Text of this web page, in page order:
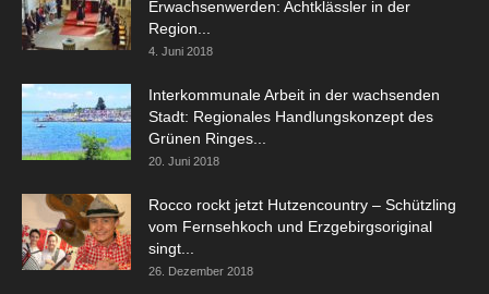
Erwachsenwerden: Achtklässler in der
Region...
4. Juni 2018
Interkommunale Arbeit in der wachsenden
Stadt: Regionales Handlungskonzept des
Grünen Ringes...
20. Juni 2018
Rocco rockt jetzt Hutzencountry – Schützling
vom Fernsehkoch und Erzgebirgsoriginal
singt...
26. Dezember 2018